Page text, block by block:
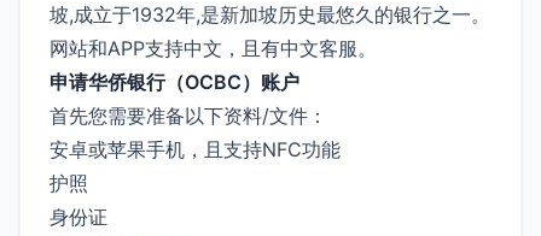
坡,成立于1932年,是新加坡历史最悠久的银行之一。
网站和APP支持中文，且有中文客服。
申请华侨银行（OCBC）账户
首先您需要准备以下资料/文件：
安卓或苹果手机，且支持NFC功能
护照
身份证